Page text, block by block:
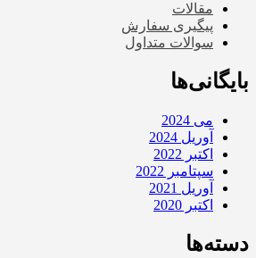
مقالات
پیگیری سفارش
سوالات متداول
بایگانی‌ها
می 2024
آوریل 2024
اکتبر 2022
سپتامبر 2022
آوریل 2021
اکتبر 2020
دسته‌ها